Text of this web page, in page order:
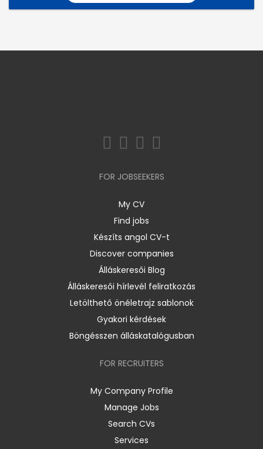
FOR JOBSEEKERS
My CV
Find jobs
Készíts angol CV-t
Discover companies
Álláskeresői Blog
Álláskeresői hírlevél feliratkozás
Letölthető önéletrajz sablonok
Gyakori kérdések
Böngésszen álláskatalógusban
FOR RECRUITERS
My Company Profile
Manage Jobs
Search CVs
Services